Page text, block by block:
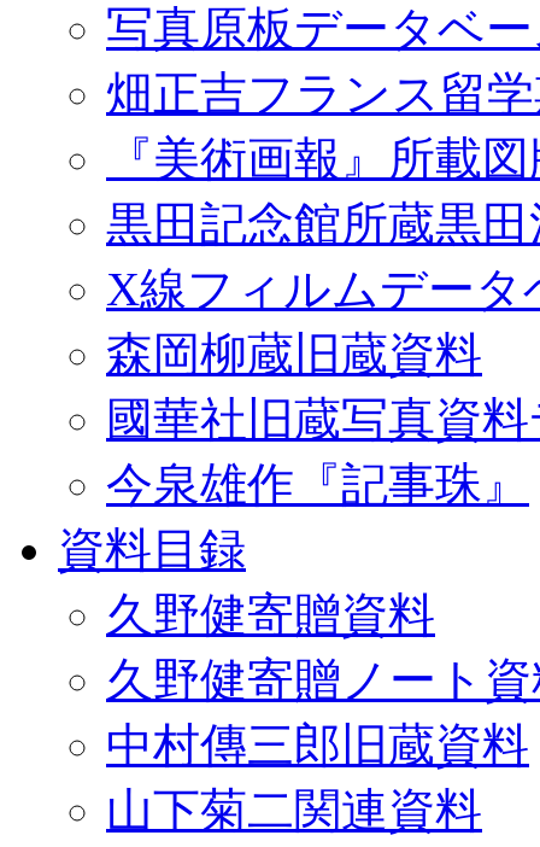
写真原板データベ
畑正吉フランス留
『美術画報』所載
黒田記念館所蔵黒
X線フィルムデータ
森岡柳蔵旧蔵資料
國華社旧蔵写真資
今泉雄作『記事珠』
資料目録
久野健寄贈資料
久野健寄贈ノート
中村傳三郎旧蔵資料
山下菊二関連資料